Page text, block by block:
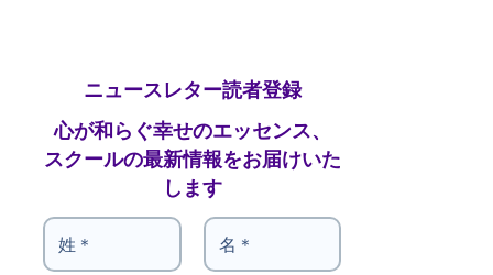
ニュースレター読者登録
心が和らぐ幸せのエッセンス、
スクールの最新情報をお届けいた
します